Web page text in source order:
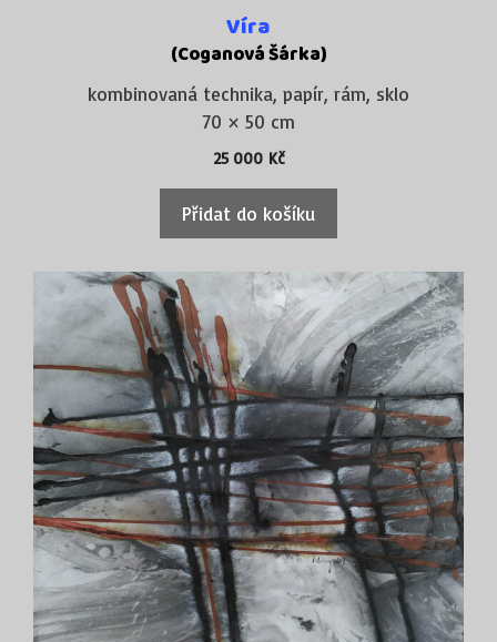
Víra
(Coganová Šárka)
kombinovaná technika, papír, rám, sklo
70 × 50 cm
25 000 Kč
Přidat do košíku